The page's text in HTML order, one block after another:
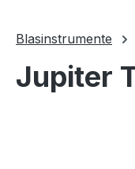
Blasinstrumente
Jupiter